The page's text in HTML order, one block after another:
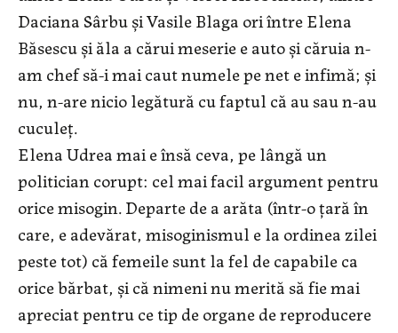
Daciana Sârbu și Vasile Blaga ori între Elena
Băsescu și ăla a cărui meserie e auto și căruia n-
am chef să-i mai caut numele pe net e infimă; și
nu, n-are nicio legătură cu faptul că au sau n-au
cuculeț.
Elena Udrea mai e însă ceva, pe lângă un
politician corupt: cel mai facil argument pentru
orice misogin. Departe de a arăta (într-o țară în
care, e adevărat, misoginismul e la ordinea zilei
peste tot) că femeile sunt la fel de capabile ca
orice bărbat, și că nimeni nu merită să fie mai
apreciat pentru ce tip de organe de reproducere